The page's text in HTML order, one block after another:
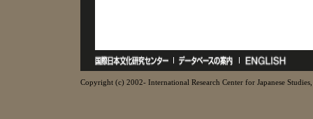
Copyright (c) 2002- International Research Center for Japanese